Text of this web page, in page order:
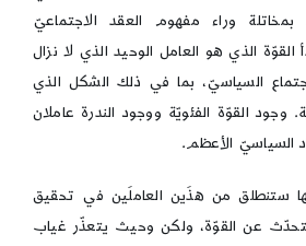
وراء مفهوم العقد الاجتماعيّ
القوّة الذي هو العامل الوحيد الذي لا نزال
السياسيّ، بما في ذلك الشكل الذي
وجود القوّة الفئويّة ووجود الندرة عاملان
السياسيّ الأعظم.
ستنطلق من هذَين العاملَين في تحقيق
عن القوّة، ولكن وحيث يتعذّر غياب